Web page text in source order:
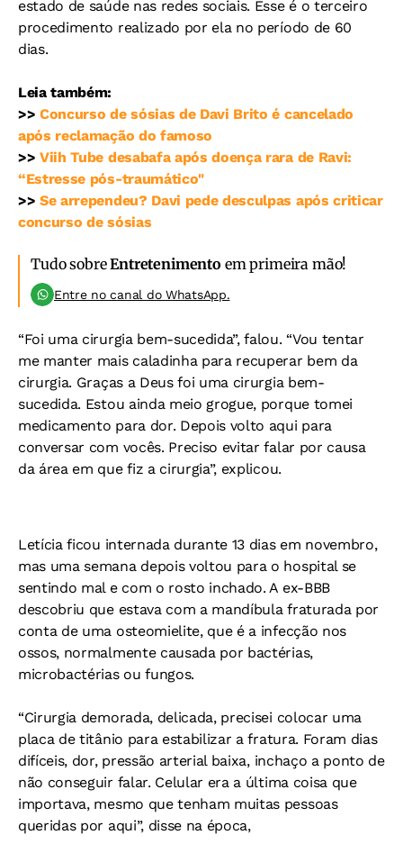
estado de saúde nas redes sociais. Esse é o terceiro
procedimento realizado por ela no período de 60
dias.
Leia também:
>>Concurso de sósias de Davi Brito é cancelado
após reclamação do famoso
>>Viih Tube desabafa após doença rara de Ravi:
“Estresse pós-traumático"
>>Se arrependeu? Davi pede desculpas após criticar
concurso de sósias
Tudo sobreEntretenimento em primeira mão!
Entre no canal do WhatsApp.
“Foi uma cirurgia bem-sucedida”, falou. “Vou tentar
me manter mais caladinha para recuperar bem da
cirurgia. Graças a Deus foi uma cirurgia bem-
sucedida. Estou ainda meio grogue, porque tomei
medicamento para dor. Depois volto aqui para
conversar com vocês. Preciso evitar falar por causa
da área em que fiz a cirurgia”, explicou.
Letícia ficou internada durante 13 dias em novembro,
mas uma semana depois voltou para o hospital se
sentindo mal e com o rosto inchado. A ex-BBB
descobriu que estava com a mandíbula fraturada por
conta de uma osteomielite, que é a infecção nos
ossos, normalmente causada por bactérias,
microbactérias ou fungos.
“Cirurgia demorada, delicada, precisei colocar uma
placa de titânio para estabilizar a fratura. Foram dias
difíceis, dor, pressão arterial baixa, inchaço a ponto de
não conseguir falar. Celular era a última coisa que
importava, mesmo que tenham muitas pessoas
queridas por aqui”, disse na época,